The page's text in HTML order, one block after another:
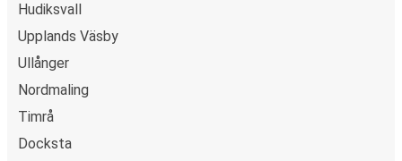
Hudiksvall
Upplands Väsby
Ullånger
Nordmaling
Timrå
Docksta